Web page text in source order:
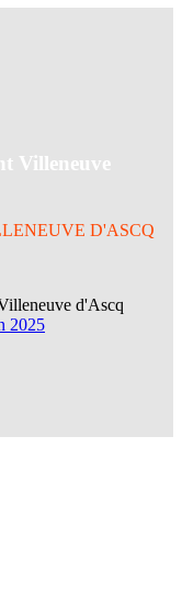
Villeneuve
D'ASCQ
2025